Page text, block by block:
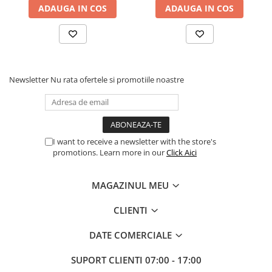
Procesoare Desktop
SSD Externe
SSD Interne
Memorii RAM
Memorii Laptop
Ventilatoare & Sisteme de Răcire
Ventilatoare & Sisteme de Răcire
ADAUGA IN COS ADAUGA IN COS
Newsletter Nu rata ofertele si promotiile noastre
I want to receive a newsletter with the store's
promotions. Learn more in ourClick Aici
MAGAZINUL MEU
CLIENTI
DATE COMERCIALE
SUPORT CLIENTI 07:00 - 17:00